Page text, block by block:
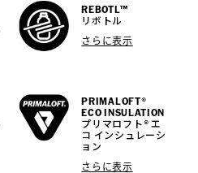
REBOTL™
リボトル
さらに表示
PRIMALOFT®
ECO INSULATION
プリマロフト® エ
コ インシュレーシ
ョン
さらに表示